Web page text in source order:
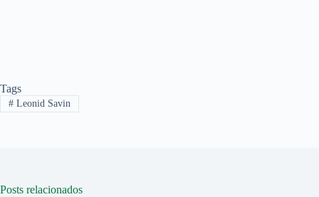
Tags
#Leonid Savin
Posts relacionados